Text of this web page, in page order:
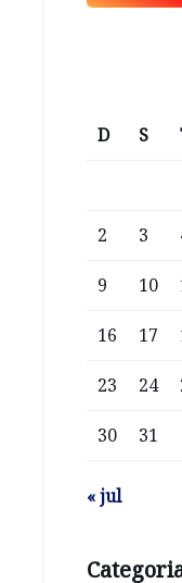
D
S
2 3
9 10
16 17
23 24
30 31
« jul